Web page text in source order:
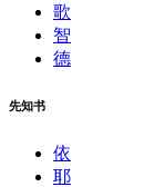
歌
智
德
先知书
依
耶